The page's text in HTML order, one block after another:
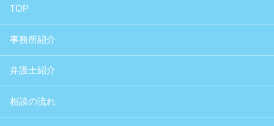
TOP
事務所紹介
弁護士紹介
相談の流れ